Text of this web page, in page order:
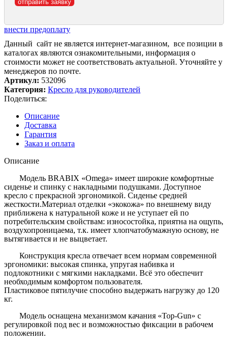
внести предоплату
Данный сайт не является интернет-магазином, все позиции в
каталогах являются ознакомительными, информация о
стоимости может не соответствовать актуальной. Уточняйте у
менеджеров по почте.
Артикул: 532096
Категория: Кресло для руководителей
Поделиться:
Описание
Доставка
Гарантия
Заказ и оплата
Описание
Модель BRABIX «Omega» имеет широкие комфортные
сиденье и спинку с накладными подушками. Доступное
кресло с прекрасной эргономикой. Сиденье средней
жесткости.Материал отделки «экокожа» по внешнему виду
приближена к натуральной коже и не уступает ей по
потребительским свойствам: износостойка, приятна на ощупь,
воздухопроницаема, т.к. имеет хлопчатобумажную основу, не
вытягивается и не выцветает.
Конструкция кресла отвечает всем нормам современной
эргономики: высокая спинка, упругая набивка и
подлокотники с мягкими накладками. Всё это обеспечит
необходимым комфортом пользователя.
Пластиковое пятилучие способно выдержать нагрузку до 120
кг.
Модель оснащена механизмом качания «Top-Gun» с
регулировкой под вес и возможностью фиксации в рабочем
положении.